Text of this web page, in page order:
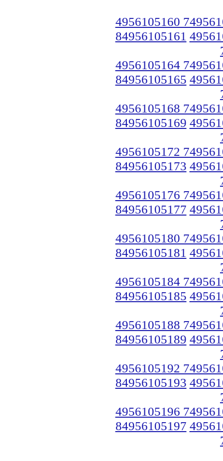
4956105160
84956105161
4956105164
84956105165
4956105168
84956105169
4956105172
84956105173
4956105176
84956105177
4956105180
84956105181
4956105184
84956105185
4956105188
84956105189
4956105192
84956105193
4956105196
84956105197